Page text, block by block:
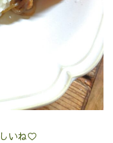
いね♡